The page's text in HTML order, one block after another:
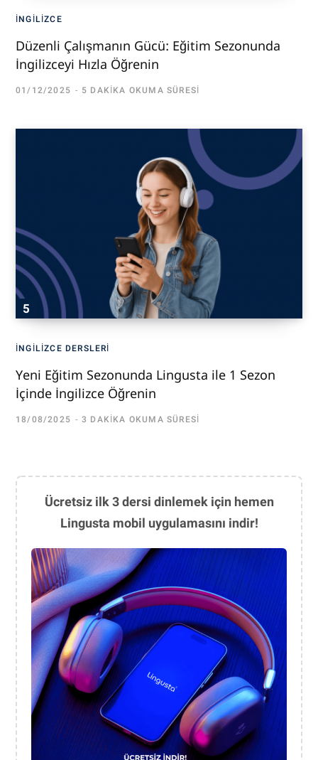
İNGILIZCE
Düzenli Çalışmanın Gücü: Eğitim Sezonunda
İngilizceyi Hızla Öğrenin
01/12/2025 5 DAKIKA OKUMA SÜRESI
İNGILIZCE DERSLERI
Yeni Eğitim Sezonunda Lingusta ile 1 Sezon
İçinde İngilizce Öğrenin
18/08/2025 3 DAKIKA OKUMA SÜRESI
Ücretsiz ilk 3 dersi dinlemek için hemen
Lingusta mobil uygulamasını indir!